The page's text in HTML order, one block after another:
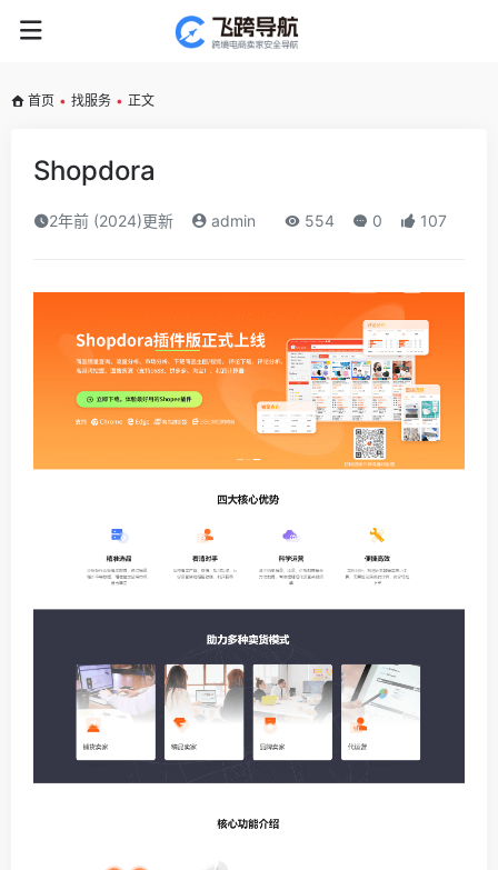
首页 • 找服务 • 正文
Shopdora
2年前 (2024)更新 admin 554 0 107